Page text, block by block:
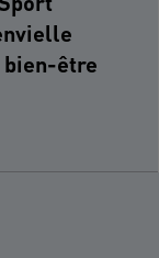
bien-être